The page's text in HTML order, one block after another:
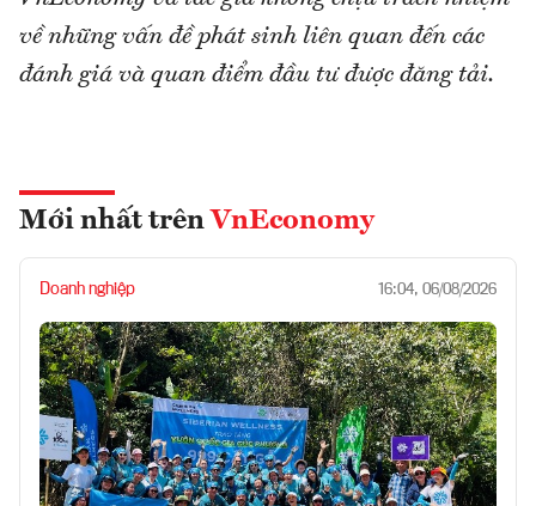
về những vấn đề phát sinh liên quan đến các
đánh giá và quan điểm đầu tư được đăng tải.
Mới nhất trên VnEconomy
Doanh nghiệp 16:04, 06/08/2026